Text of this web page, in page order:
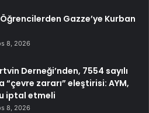
Gazze’ye Kurban
8, 2026
Derneği’nden, 7554 sayılı
“çevre zararı” eleştirisi: AYM,
iptal etmeli
8, 2026